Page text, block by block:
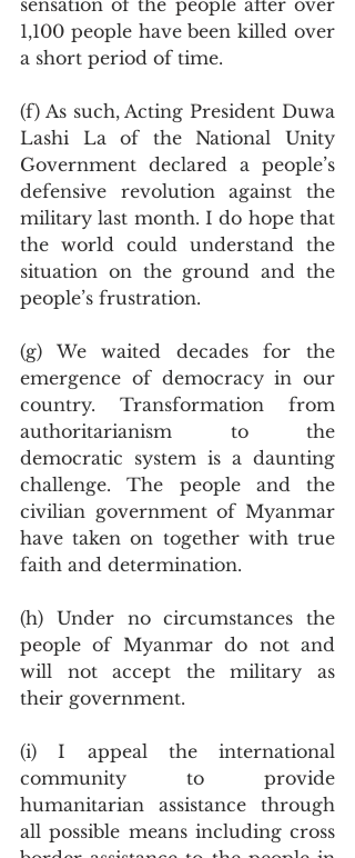
sensation of the people after over
1,100 people have been killed over
a short period of time.
(f) As such, Acting President Duwa
Lashi La of the National Unity
Government declared a people’s
defensive revolution against the
military last month. I do hope that
the world could understand the
situation on the ground and the
people’s frustration.
(g) We waited decades for the
emergence of democracy in our
country. Transformation from
authoritarianism to the
democratic system is a daunting
challenge. The people and the
civilian government of Myanmar
have taken on together with true
faith and determination.
(h) Under no circumstances the
people of Myanmar do not and
will not accept the military as
their government.
(i) I appeal the international
community to provide
humanitarian assistance through
all possible means including cross